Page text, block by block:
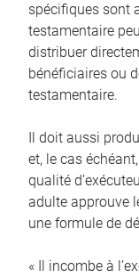
spécifiques sont
testamentaire
distribuer
bénéficiaires ou
testamentaire.
Il doit aussi
et, le cas
qualité
adulte approuve
une formule de
« Il incombe à